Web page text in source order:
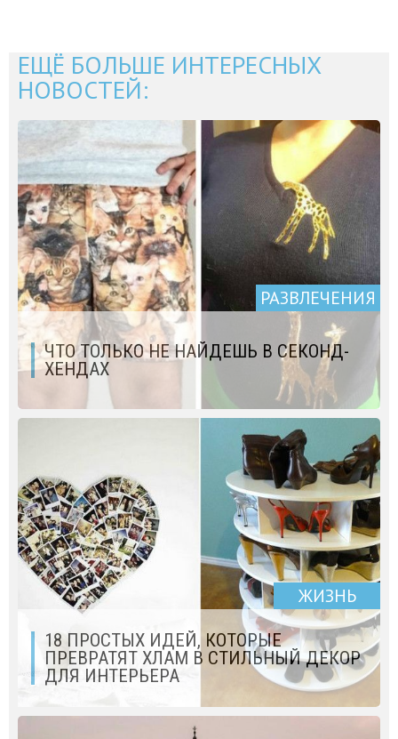
ЕЩЁ БОЛЬШЕ ИНТЕРЕСНЫХ
НОВОСТЕЙ:
РАЗВЛЕЧЕНИЯ
ЧТО ТОЛЬКО НЕ НАЙДЕШЬ В СЕКОНД-
ХЕНДАХ
ЖИЗНЬ
18 ПРОСТЫХ ИДЕЙ, КОТОРЫЕ
ПРЕВРАТЯТ ХЛАМ В СТИЛЬНЫЙ ДЕКОР
ДЛЯ ИНТЕРЬЕРА